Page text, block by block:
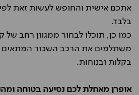
אתכם אישית והחופש לעשות זאת
בלבד.
כמו כן, תוכלו לבחור ממגוון רחב של
משתלמים את הרכב השכור המתאים
בקלות ובנוחות.
אופרן מאחלת לכם נסיעה בטוחה